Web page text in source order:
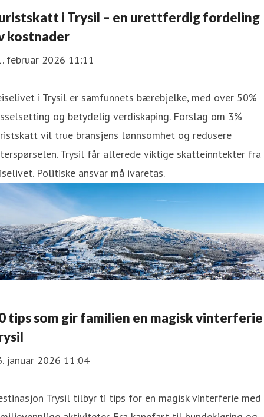
i Trysil – en urettferdig fordeling
kostnader
februar 2026 11:11
i Trysil er samfunnets bærebjelke, med over 50%
og betydelig verdiskaping. Forslag om 3%
vil true bransjens lønnsomhet og redusere
Trysil får allerede viktige skatteinntekter fra
Politiske ansvar må ivaretas.
tips som gir familien en magisk
januar 2026 11:04
Trysil tilbyr ti tips for en magisk vinterferie med